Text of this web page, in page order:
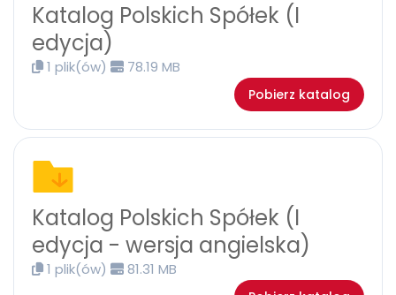
Katalog Polskich Spółek (I
edycja)
1 plik(ów) 78.19 MB
Pobierz katalog
Katalog Polskich Spółek (I
edycja - wersja angielska)
1 plik(ów) 81.31 MB